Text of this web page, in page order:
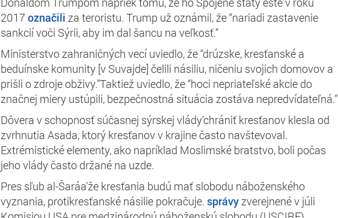
2017 označili za teroristu. Trump už oznámil, že “nariadi zastavenie
sankcií voči Sýrii, aby im dal šancu na veľkosť.”
Ministerstvo zahraničných vecí uviedlo, že “drúzske, kresťanské a
beduínske komunity [v Suvajde] čelili násiliu, ničeniu svojich domovov a
prišli o zdroje obživy.”Taktiež uviedlo, že “hoci nepriateľské akcie do
značnej miery ustúpili, bezpečnostná situácia zostáva nepredvídateľná.”
Dôvera v schopnosť súčasnej sýrskej vlády’chrániť kresťanov klesla od
zvrhnutia Asada, ktorý kresťanov v krajine často navštevoval.
Extrémistické elementy, ako napríklad Moslimské bratstvo, boli počas
jeho vlády často držané na uzde.
Pres sľub al-Šaráa’že kresťania budú mať slobodu náboženského
vyznania, protikresťanské násilie pokračuje. správyzverejnené v júli